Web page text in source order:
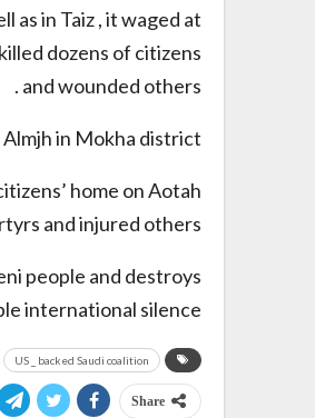
as in Taiz , it waged at
dozens of citizens
and wounded others .
in Mokha district.
home on Aotah
and injured others.
people and destroys
international silence.
US _ backed Saudi coalition
Share